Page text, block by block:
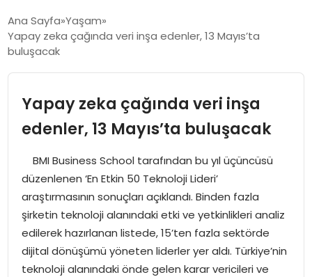
GÜNDEM
İDEAL YAŞAM
İDEAL SPOR
MAGAZIN
SAĞLIK
Ana Sayfa Yaşam
Yapay zeka çağında veri inşa edenler, 13 Mayıs’ta
buluşacak
Yapay zeka çağında veri inşa
edenler, 13 Mayıs’ta buluşacak
BMI Business School tarafından bu yıl üçüncüsü
düzenlenen ‘En Etkin 50 Teknoloji Lideri’
araştırmasının sonuçları açıklandı. Binden fazla
şirketin teknoloji alanındaki etki ve yetkinlikleri analiz
edilerek hazırlanan listede, 15’ten fazla sektörde
dijital dönüşümü yöneten liderler yer aldı. Türkiye’nin
teknoloji alanındaki önde gelen karar vericileri ve